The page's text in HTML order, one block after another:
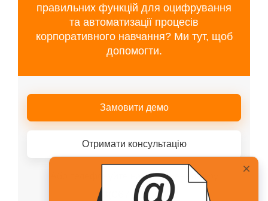
правильних функцій для оцифрування
та автоматизації процесів
корпоративного навчання? Ми тут, щоб
допомогти.
Замовити демо
Отримати консультацію
Або телефонуйте нашому менеджеру
+38(067)217-0440